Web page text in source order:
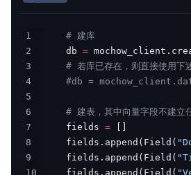
1
# 建库
2
    db
= mochow_client .
3
# 若库已存在，则直接使用下
4
#db =
5
6
# 建表，其中向量字段不建立
7
    fields
= [ ]
8
    fields
. append ( Field (
9
    fields
. append ( Field (
10
    fields
. append ( Field (